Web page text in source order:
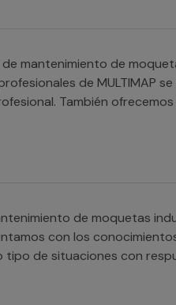
mantenimiento de
de MULTIMAP
También
de moquetas
con los
de situaciones con